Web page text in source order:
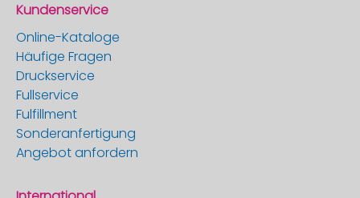
Kundenservice
Online-Kataloge
Häufige Fragen
Druckservice
Fullservice
Fulfillment
Sonderanfertigung
Angebot anfordern